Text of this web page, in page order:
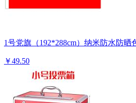
1号党旗（192*288cm）纳米防水防晒
￥49.50